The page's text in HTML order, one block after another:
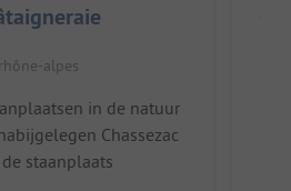
alpes
in de natuur
Chassezac
staanplaats